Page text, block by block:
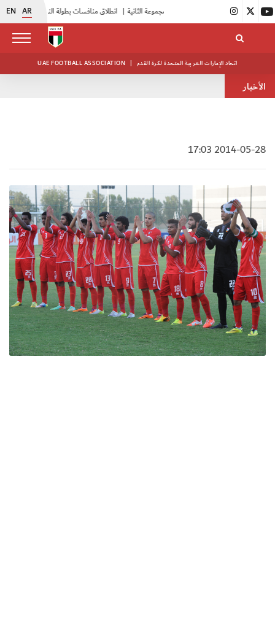
EN AR انطلاق منافسات بطولة النخبة لحرس الرئاسة | بدء فعاليات معسكر حكام المجموعة الثانية |
UAE FOOTBALL ASSOCIATION | اتحاد الإمارات العربية المتحدة لكرة القدم
الأخبار
2014-05-28 17:03